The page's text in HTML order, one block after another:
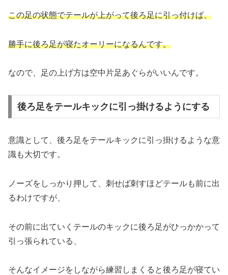
この足の状態でテールが上がって後ろ足に引っ付けば、
勝手に後ろ足が寝たオーリーになるんです。
なので、足の上げ方は空中片足あぐらがいいんです。
後ろ足をテールキックに引っ掛けるようにする
意識として、後ろ足をテールキックに引っ掛けるような意
識も大切です。
ノーズをしっかり押して、刺せば刺すほどテールも前に出
るわけですが、
その前に出ていくテールのキックに後ろ足がひっかかって
引っ張られている、
そんなイメージをしながら練習しまくると後ろ足が寝てい